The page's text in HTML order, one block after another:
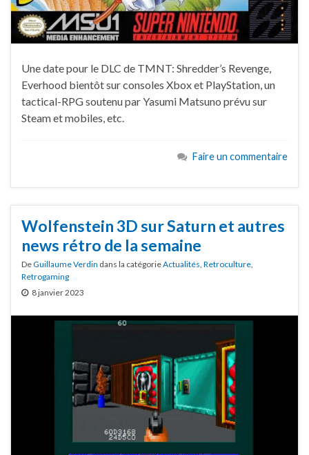
Une date pour le DLC de TMNT: Shredder’s Revenge,
Everhood bientôt sur consoles Xbox et PlayStation, un
tactical-RPG soutenu par Yasumi Matsuno prévu sur
Steam et mobiles, etc.
Faire un commentaire
Wolfenstein 3D sur Saturn et autres
news rétro de la semaine
DeGuillaume Verdin dans la catégorieActualités, Retroculture,
Retrogaming
8 janvier 2023